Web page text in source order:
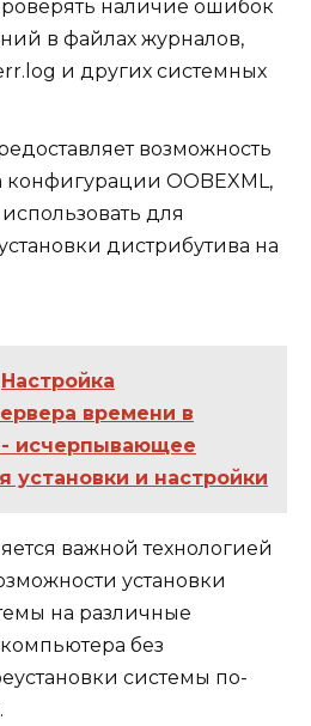
наличие ошибок
в файлах журналов,
и других системных
возможность
OOBEXML,
для
дистрибутива на
Настройка
времени в
исчерпывающее
установки и настройки
важной технологией
установки
на различные
без
системы по-